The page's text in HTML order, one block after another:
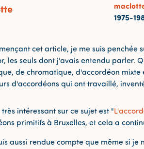
1975-
cet article, je me suis penchée
les seuls dont j'avais entendu parler.
de chromatique, d'accordéon mixte
d'accordéons qui ont travaillé,
intéressant sur ce sujet est "
primitifs à Bruxelles, et cela a
aussi rendue compte que même si